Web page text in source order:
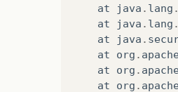
at
java . lang .
at
java . lang .
at
java .
at
org .
at
org .
at
org .